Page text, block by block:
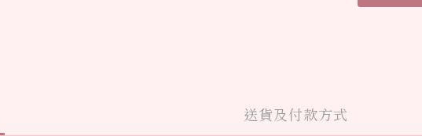
送貨及付款方式